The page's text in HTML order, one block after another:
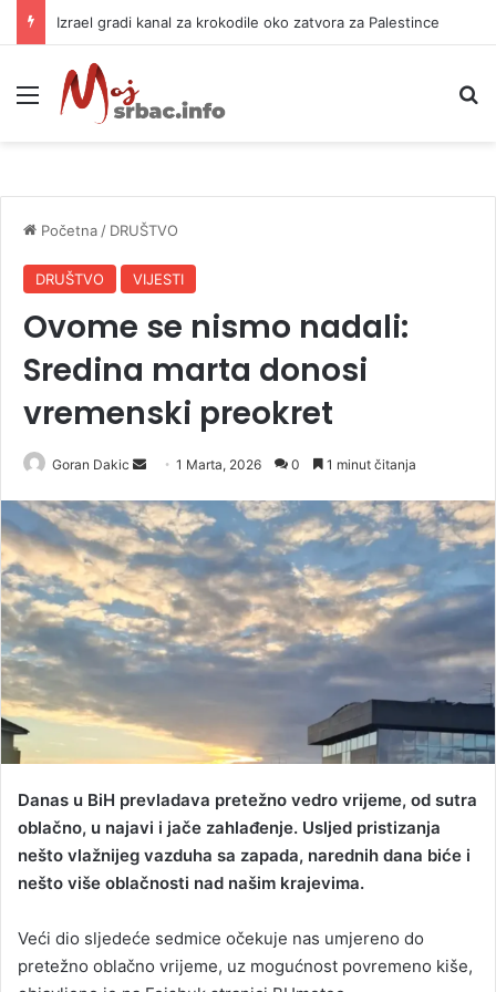
Izrael gradi kanal za krokodile oko zatvora za Palestince
Meni
Početna / DRUŠTVO
DRUŠTVO VIJESTI
Ovome se nismo nadali:
Sredina marta donosi
vremenski preokret
Goran Dakic
n
d
a
n
e
m
l
1 Marta, 2026 0 1 minut čitanja
Danas u BiH prevladava pretežno vedro vrijeme, od sutra
oblačno, u najavi i jače zahlađenje. Usljed pristizanja
nešto vlažnijeg vazduha sa zapada, narednih dana biće i
nešto više oblačnosti nad našim krajevima.
Veći dio sljedeće sedmice očekuje nas umjereno do
pretežno oblačno vrijeme, uz mogućnost povremeno kiše,